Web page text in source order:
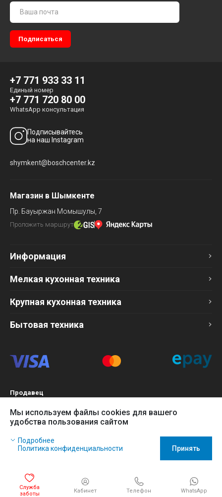
Служба
заботы
Кабинет Телефон WhatsApp
+7 771 933 33 11
Единый номер
+7 771 720 80 00
WhatsApp консультация
Подписывайтесь
на наш Instagram
shymkent@boschcenter.kz
Магазин в Шымкенте
Пр. Бауыржан Момышулы, 7
Проложить маршрут
Информация
Мелкая кухонная техника
Крупная кухонная техника
Бытовая техника
Продавец
БИН 120140015907
Более подробно см. раздел Оферта
Мы используем файлы cookies для вашего
удобства пользования сайтом
Наш сайт использует файлы cookies, чтобы Вы могли
заказать товар в интернет-магазине и позволяет нам
Игнорируйте это сообщение, если Вы согласны с политикой
использования cookies. Нажмите на ссылку Политика
Подробнее
Политика конфиденциальности
Принять